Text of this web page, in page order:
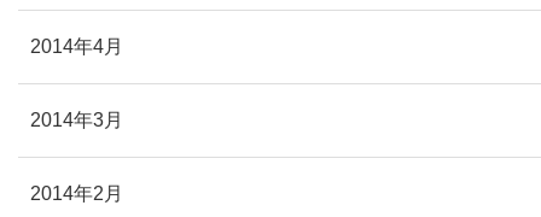
2014年4月
2014年3月
2014年2月